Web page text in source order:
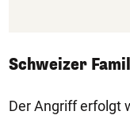
Schweizer
Der Angriff erfolgt